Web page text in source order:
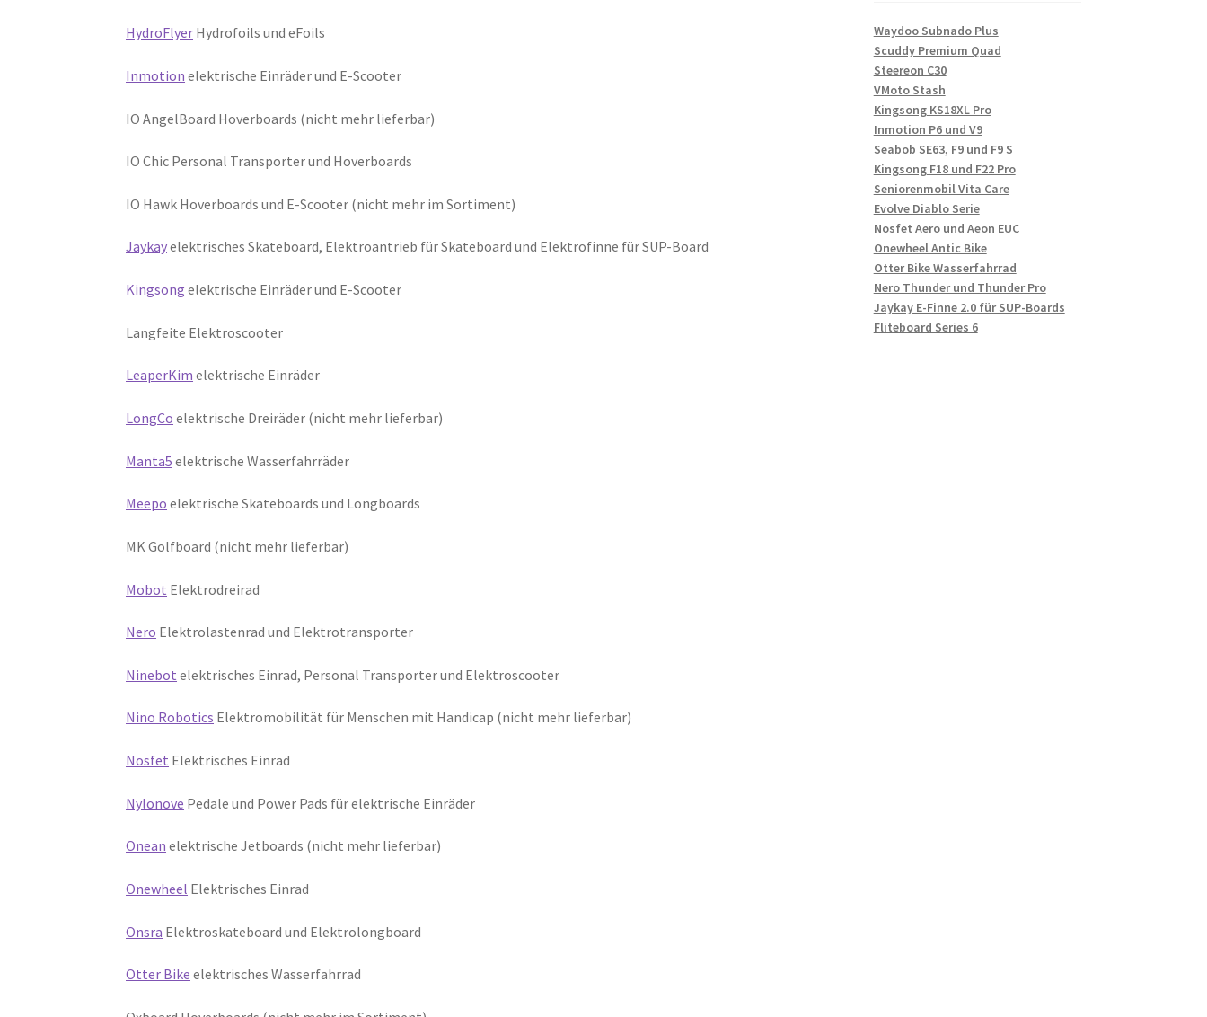
HydroFlyer Hydrofoils und eFoils
Inmotion elektrische Einräder und E-Scooter
IO AngelBoard Hoverboards (nicht mehr lieferbar)
IO Chic Personal Transporter und Hoverboards
IO Hawk Hoverboards und E-Scooter (nicht mehr im Sortiment)
Jaykayelektrisches Skateboard, Elektroantrieb für Skateboard und Elektrofinne für SUP-Board
Kingsong elektrische Einräder und E-Scooter
Langfeite Elektroscooter
LeaperKim elektrische Einräder
LongCo elektrische Dreiräder (nicht mehr lieferbar)
Manta5 elektrische Wasserfahrräder
Meepo elektrische Skateboards und Longboards
MK Golfboard (nicht mehr lieferbar)
Mobot Elektrodreirad
Nero Elektrolastenrad und Elektrotransporter
Ninebot elektrisches Einrad, Personal Transporter und Elektroscooter
Nino Robotics Elektromobilität für Menschen mit Handicap (nicht mehr lieferbar)
Nosfet Elektrisches Einrad
Nylonove Pedale und Power Pads für elektrische Einräder
Onean elektrische Jetboards (nicht mehr lieferbar)
Onewheel Elektrisches Einrad
Onsra Elektroskateboard und Elektrolongboard
Otter Bike elektrisches Wasserfahrrad
Waydoo Subnado Plus
Scuddy Premium Quad
Steereon C30
VMoto Stash
Kingsong KS18XL Pro
Inmotion P6 und V9
Seabob SE63, F9 und F9 S
Kingsong F18 und F22 Pro
Seniorenmobil Vita Care
Evolve Diablo Serie
Nosfet Aero und Aeon EUC
Onewheel Antic Bike
Otter Bike Wasserfahrrad
Nero Thunder und Thunder Pro
Jaykay E-Finne 2.0 für SUP-Boards
Fliteboard Series 6